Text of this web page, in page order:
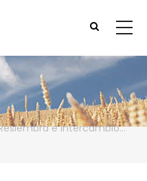
Informes anuales de la Red de Resiembra e Intercambio: de 2008 a 2019